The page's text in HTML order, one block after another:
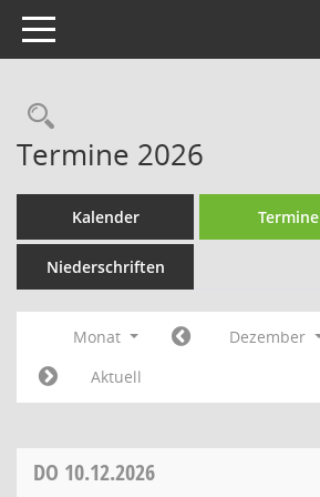
Toggle navigation
Rechercheauswahl
Termine 2026
Kalender Termine
Niederschriften
Monat Dezember
Aktuell
DO 10.12.2026